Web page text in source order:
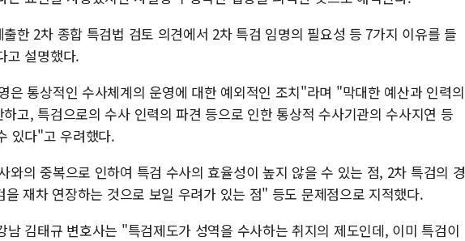
한 2차 종합 특검법 검토 의견에서 2차 특검 임명의 필요성 등 7가지 이유를 들
고 설명했다.
은 통상적인 수사체계의 운영에 대한 예외적인 조치"라며 "막대한 예산과 인력의
고, 특검으로의 수사 인력의 파견 등으로 인한 통상적 수사기관의 수사지연 등
있다"고 우려했다.
와의 중복으로 인하여 특검 수사의 효율성이 높지 않을 수 있는 점, 2차 특검의 경
재차 연장하는 것으로 보일 우려가 있는 점" 등도 문제점으로 지적했다.
남 김태규 변호사는 "특검제도가 성역을 수사하는 취지의 제도인데, 이미 특검이